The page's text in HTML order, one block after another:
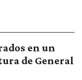
en un
de General